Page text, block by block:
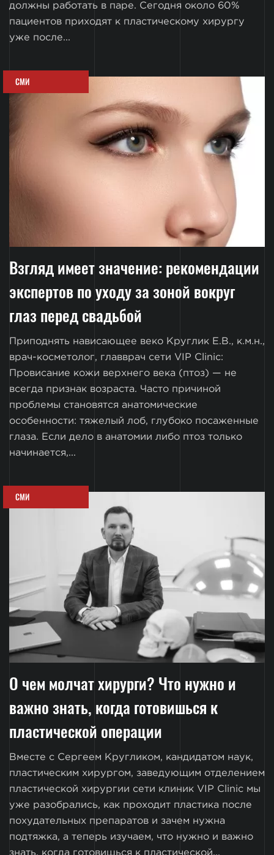
должны работать в паре. Сегодня около 60%
пациентов приходят к пластическому хирургу
уже после...
СМИ
Взгляд имеет значение: рекомендации
экспертов по уходу за зоной вокруг
глаз перед свадьбой
Приподнять нависающее веко Круглик Е.В., к.м.н.,
врач-косметолог, главврач сети VIP Clinic:
Провисание кожи верхнего века (птоз) — не
всегда признак возраста. Часто причиной
проблемы становятся анатомические
особенности: тяжелый лоб, глубоко посаженные
глаза. Если дело в анатомии либо птоз только
начинается,...
СМИ
О чем молчат хирурги? Что нужно и
важно знать, когда готовишься к
пластической операции
Вместе с Сергеем Кругликом, кандидатом наук,
пластическим хирургом, заведующим отделением
пластической хирургии сети клиник VIP Clinic мы
уже разобрались, как проходит пластика после
похудательных препаратов и зачем нужна
подтяжка, а теперь изучаем, что нужно и важно
знать, когда готовишься к пластической...